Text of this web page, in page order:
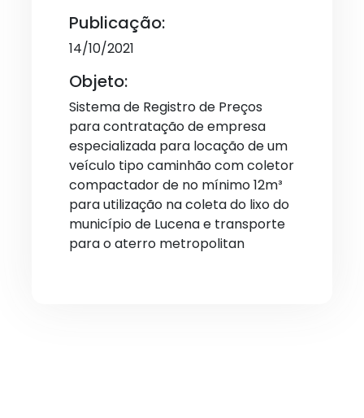
Publicação:
14/10/2021
Objeto:
Sistema de Registro de Preços
para contratação de empresa
especializada para locação de um
veículo tipo caminhão com coletor
compactador de no mínimo 12m³
para utilização na coleta do lixo do
município de Lucena e transporte
para o aterro metropolitan